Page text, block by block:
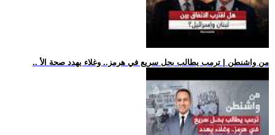
.. من واشنطن | ترمب يطالب بحل سريع في هرمز.. وغلاء يهدد صحة الأ